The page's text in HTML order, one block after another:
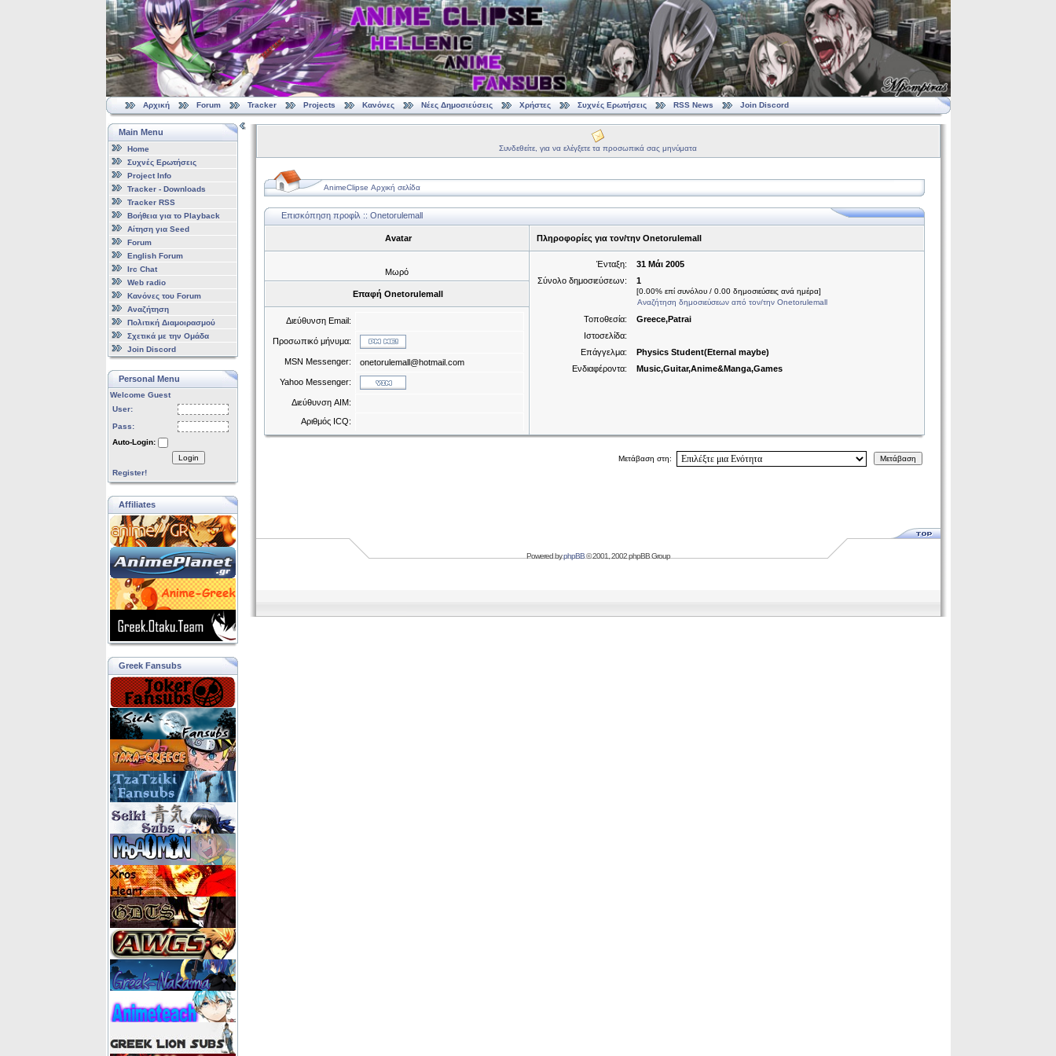
Αρχική Forum Tracker Projects Κανόνες Νέες Δημοσιεύσεις Χρήστες Συχνές Ερωτήσεις RSS News Join Discord
Main Menu
Home
Συχνές Ερωτήσεις
Project Info
Tracker - Downloads
Tracker RSS
Βοήθεια για το Playback
Αίτηση για Seed
Forum
English Forum
Irc Chat
Web radio
Κανόνες του Forum
Αναζήτηση
Πολιτική Διαμοιρασμού
Σχετικά με την Ομάδα
Join Discord
Personal Menu
Welcome Guest
User:
Pass:
Auto-Login:
Login
Register!
Affiliates
Greek Fansubs
Συνδεθείτε, για να ελέγξετε τα προσωπικά σας μηνύματα
AnimeClipse Αρχική σελίδα
Επισκόπηση προφίλ :: Onetorulemall
Avatar Πληροφορίες για τον/την Onetorulemall
Μωρό
Ένταξη:
31 Μάι 2005
Σύνολο δημοσιεύσεων:
1
[0.00% επί συνόλου / 0.00 δημοσιεύσεις ανά ημέρα]
Αναζήτηση δημοσιεύσεων από τον/την Onetorulemall
Τοποθεσία:
Greece,Patrai
Ιστοσελίδα:
Επάγγελμα:
Physics Student(Eternal maybe)
Ενδιαφέροντα:
Music,Guitar,Anime&Manga,Games
Επαφή Onetorulemall
Διεύθυνση Email:
Προσωπικό μήνυμα:
MSN Messenger: onetorulemall@hotmail.com
Yahoo Messenger:
Διεύθυνση AIM:
Αριθμός ICQ:
Μετάβαση στη: Μετάβαση
Powered byphpBB© 2001, 2002 phpBB Group